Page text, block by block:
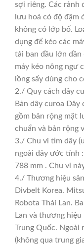
sợi riêng. Các rảnh
lưu hoá có độ đậm
không có lớp bố.
dụng để kéo các
tải ban đầu lớn
máy kéo nông ngư
lồng sấy dùng cho
2./ Quy cách dây
Bản dây curoa
gồm bản rộng mặt
chuẩn và bản rộng
3./ Chu vi tim dây
ngoài dây ước tính
788 mm . Chu vi
4./ Thương hiệu
Divbelt Korea.
Robota Thái Lan.
Lan và thương
Trung Quốc. Ngoài
(không qua trung